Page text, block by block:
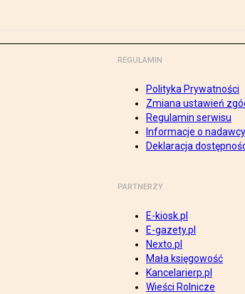
REGULAMIN
Polityka Prywatności
Zmiana ustawień
Regulamin serwisu
Informacje o nadawcy
Deklaracja
PARTNERZY
E-kiosk.pl
E-gazety.pl
Nexto.pl
Mała księgowość
Kancelarierp.pl
Wieści Rolnicze